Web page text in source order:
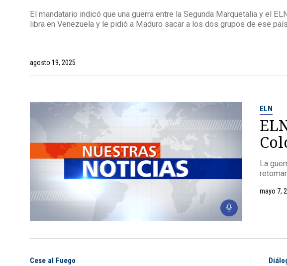
El mandatario indicó que una guerra entre la Segunda Marquetalia y el
libra en Venezuela y le pidió a Maduro sacar a los dos grupos de ese
agosto 19, 2025
ELN
La
mayo 7,
Cese al Fuego